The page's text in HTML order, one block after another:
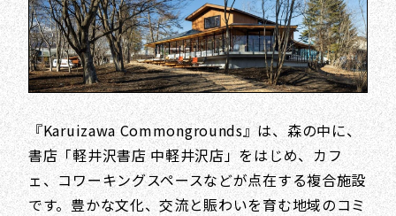
『Karuizawa Commongrounds』は、森の中に、
書店「軽井沢書店 中軽井沢店」をはじめ、カフ
ェ、コワーキングスペースなどが点在する複合施設
です。豊かな文化、交流と賑わいを育む地域のコミ